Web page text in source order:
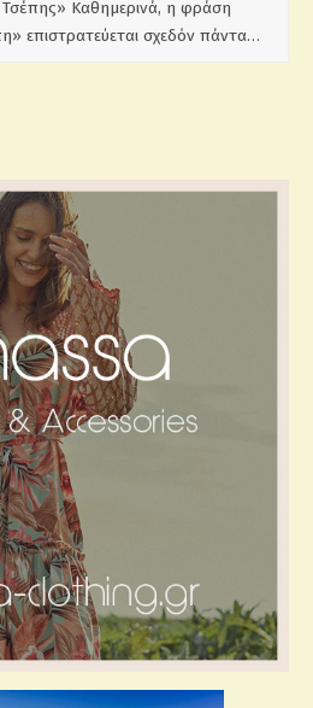
Τσέπης» Καθημερινά, η φράση
επιστρατεύεται σχεδόν πάντα…